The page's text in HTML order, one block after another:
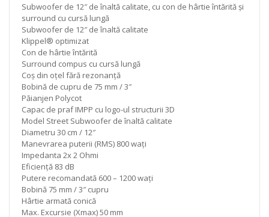
Subwoofer de 12″ de înaltă calitate, cu con de hârtie întărită și
surround cu cursă lungă
Subwoofer de 12″ de înaltă calitate
Klippel® optimizat
Con de hârtie întărită
Surround compus cu cursă lungă
Coș din oțel fără rezonanță
Bobină de cupru de 75 mm / 3″
Păianjen Polycot
Capac de praf IMPP cu logo-ul structurii 3D
Model Street Subwoofer de înaltă calitate
Diametru 30 cm / 12″
Manevrarea puterii (RMS) 800 wați
Impedanta 2x 2 Ohmi
Eficiență 83 dB
Putere recomandată 600 – 1200 wați
Bobină 75 mm / 3″ cupru
Hârtie armată conică
Max. Excursie (Xmax) 50 mm